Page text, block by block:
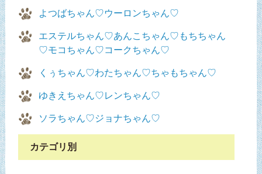
よつばちゃん♡ウーロンちゃん♡
エステルちゃん♡あんこちゃん♡もちちゃん
♡モコちゃん♡コークちゃん♡
くぅちゃん♡わたちゃん♡ちゃもちゃん♡
ゆきえちゃん♡レンちゃん♡
ソラちゃん♡ジョナちゃん♡
カテゴリ別